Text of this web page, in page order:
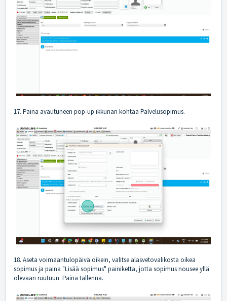
17. Paina avautuneen pop-up ikkunan kohtaa Palvelusopimus.
18. Aseta voimaantulopäivä oikein, valitse alasvetovalikosta oikea
sopimus ja paina "Lisää sopimus" painiketta, jotta sopimus nousee yllä
olevaan ruutuun. Paina tallenna.